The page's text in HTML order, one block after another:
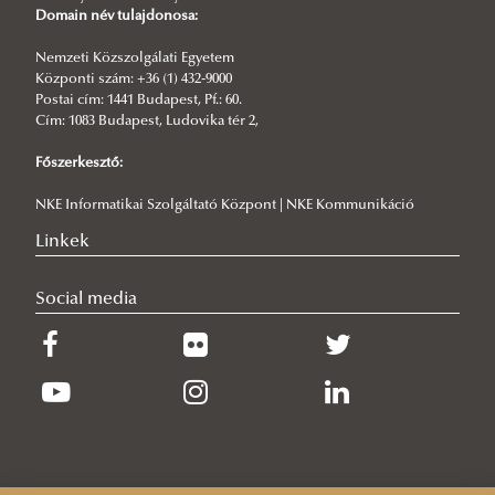
Domain név tulajdonosa:
Nemzeti Közszolgálati Egyetem
Központi szám: +36 (1) 432-9000
Postai cím: 1441 Budapest, Pf.: 60.
Cím: 1083 Budapest, Ludovika tér 2,
Főszerkesztő:
NKE Informatikai Szolgáltató Központ | NKE Kommunikáció
Linkek
Social media